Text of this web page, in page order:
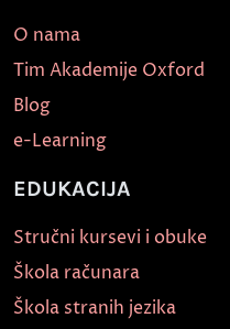
O nama
Tim Akademije Oxford
Blog
e-Learning
EDUKACIJA
Stručni kursevi i obuke
Škola računara
Škola stranih jezika